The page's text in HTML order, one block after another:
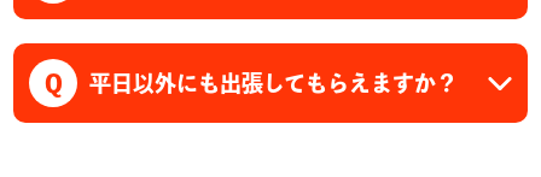
Q 平日以外にも出張してもらえますか？